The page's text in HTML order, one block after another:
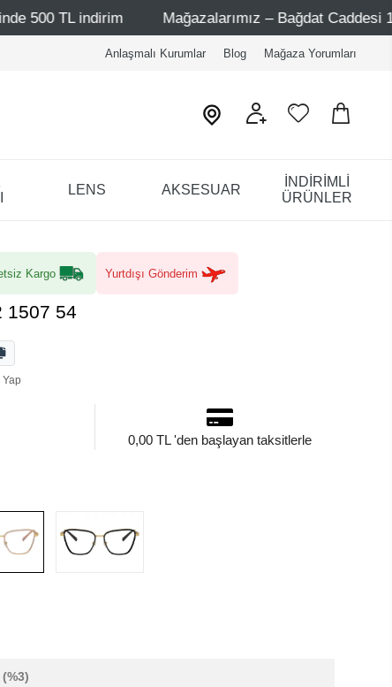
Mağazalarımız – Bağdat Caddesi 1 - Bağdat
Anlaşmalı Kurumlar Blog Mağaza Yorumları
LENS AKSESUAR
İNDİRİMLİ
ÜRÜNLER
Kargo Yurtdışı Gönderim
1507 54
Yap
0,00 TL 'den başlayan taksitlerle
(%3)